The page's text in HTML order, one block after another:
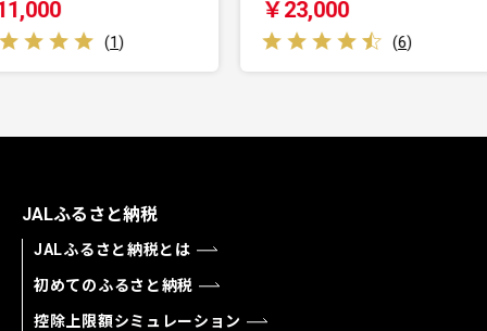
) (6)
JALふるさと納税
JALふるさと納税とは
初めてのふるさと納税
控除上限額シミュレーション